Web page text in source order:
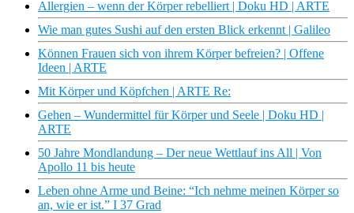
Allergien – wenn der Körper rebelliert | Doku HD | ARTE
Wie man gutes Sushi auf den ersten Blick erkennt | Galileo
Können Frauen sich von ihrem Körper befreien? | Offene
Ideen | ARTE
Mit Körper und Köpfchen | ARTE Re:
Gehen – Wundermittel für Körper und Seele | Doku HD |
ARTE
50 Jahre Mondlandung – Der neue Wettlauf ins All | Von
Apollo 11 bis heute
Leben ohne Arme und Beine: “Ich nehme meinen Körper so
an, wie er ist.” I 37 Grad